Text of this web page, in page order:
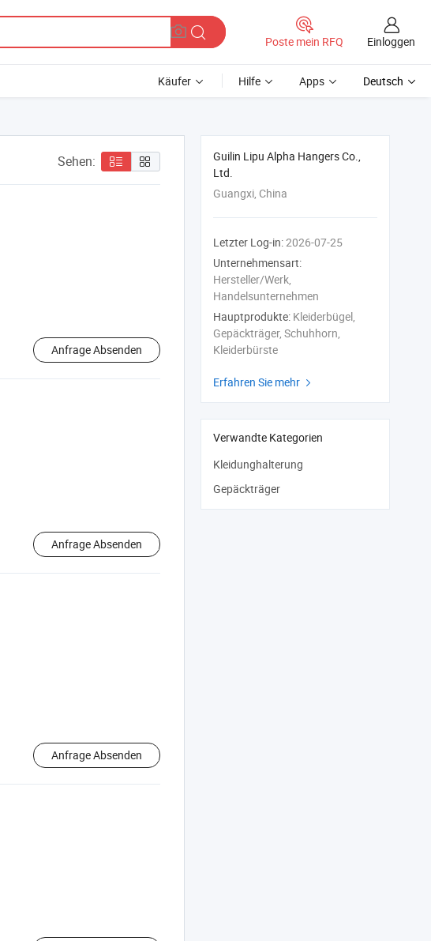
Poste mein RFQ Einloggen
Käufer Hilfe Apps Deutsch
Sehen:
Anfrage Absenden
Anfrage Absenden
Anfrage Absenden
Guilin Lipu Alpha Hangers Co.,
Ltd.
Guangxi, China
Letzter Log-in:2026-07-25
Unternehmensart:
Hersteller/Werk,
Handelsunternehmen
Hauptprodukte: Kleiderbügel,
Gepäckträger, Schuhhorn,
Kleiderbürste
Erfahren Sie mehr 
Verwandte Kategorien
Kleidunghalterung
Gepäckträger